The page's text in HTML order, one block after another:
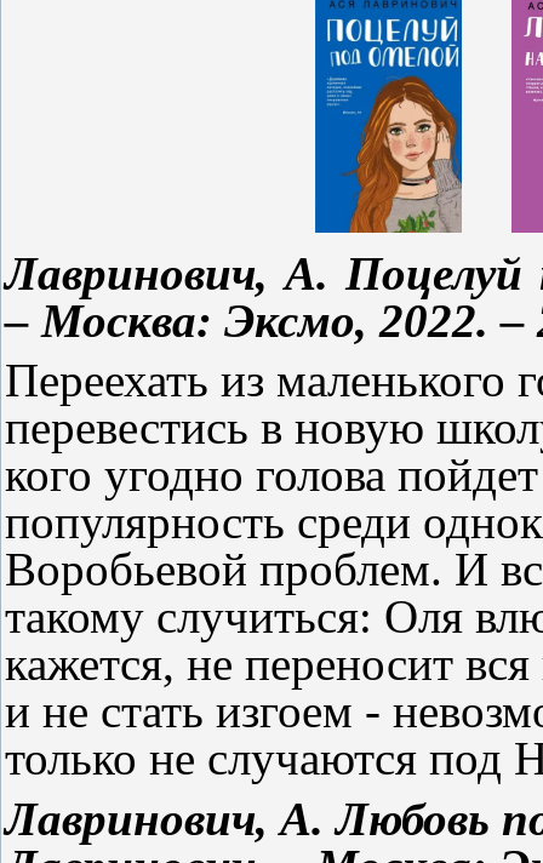
Лавринович, А.
– Москва: Эксмо, 2022. –
Переехать из маленького
перевестись в новую
кого угодно голова
популярность среди
Воробьевой проблем. И
такому случиться: Оля
кажется, не переносит
и не стать изгоем -
только не случаются под
Лавринович, А. Любовь